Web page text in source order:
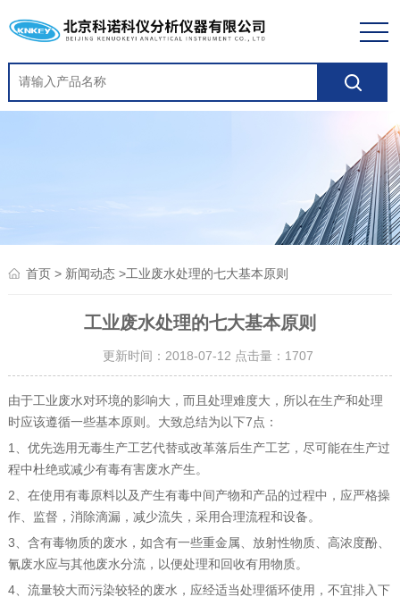
首页> 新闻动态>工业废水处理的七大基本原则
工业废水处理的七大基本原则
更新时间：2018-07-12 点击量： 1707
由于工业废水对环境的影响大，而且处理难度大，所以在生产和处理
时应该遵循一些基本原则。大致总结为以下7点：
1、优先选用无毒生产工艺代替或改革落后生产工艺，尽可能在生产过
程中杜绝或减少有毒有害废水产生。
2、在使用有毒原料以及产生有毒中间产物和产品的过程中，应严格操
作、监督，消除滴漏，减少流失，采用合理流程和设备。
3、含有毒物质的废水，如含有一些重金属、放射性物质、高浓度酚、
氰废水应与其他废水分流，以便处理和回收有用物质。
4、流量较大而污染较轻的废水，应经适当处理循环使用，不宜排入下